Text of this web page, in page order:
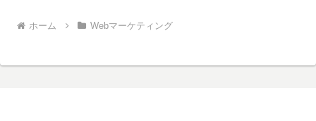
ホーム Webマーケティング